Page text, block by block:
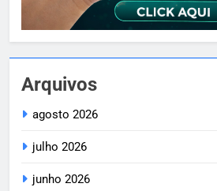
Arquivos
agosto 2026
julho 2026
junho 2026